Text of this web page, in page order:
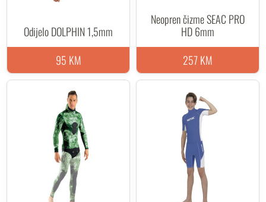
Odijelo DOLPHIN 1,5mm
95 KM
Neopren čizme SEAC PRO
HD 6mm
257 KM